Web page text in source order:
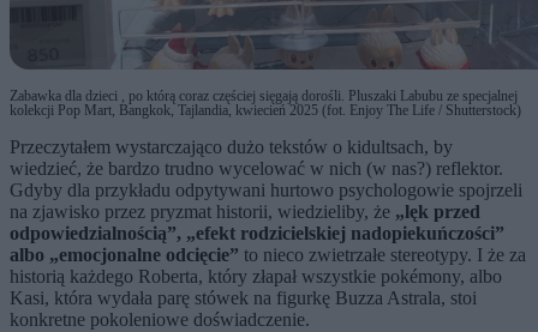
Zabawka dla dzieci , po którą coraz częściej sięgają dorośli. Pluszaki Labubu ze specjalnej
kolekcji Pop Mart, Bangkok, Tajlandia, kwiecień 2025 (fot. Enjoy The Life / Shutterstock)
Przeczytałem wystarczająco dużo tekstów o kidultsach, by
wiedzieć, że bardzo trudno wycelować w nich (w nas?) reflektor.
Gdyby dla przykładu odpytywani hurtowo psychologowie spojrzeli
na zjawisko przez pryzmat historii, wiedzieliby, że „lęk przed
odpowiedzialnością”, „efekt rodzicielskiej nadopiekuńczości”
albo „emocjonalne odcięcie” to nieco zwietrzałe stereotypy. I że za
historią każdego Roberta, który złapał wszystkie pokémony, albo
Kasi, która wydała parę stówek na figurkę Buzza Astrala, stoi
konkretne pokoleniowe doświadczenie.